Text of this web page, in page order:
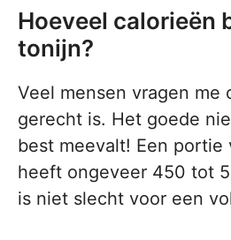
Hoeveel calorieën
tonijn?
Veel mensen vragen me
gerecht is. Het goede
best meevalt! Een
heeft ongeveer 450 tot
is niet slecht voor een